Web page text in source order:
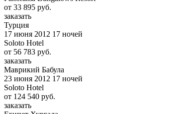
от 33 895 руб.
заказать
Турция
17 июня 2012 17 ночей
Soloto Hotel
от 56 783 руб.
заказать
Маврикий Бабула
23 июня 2012 17 ночей
Soloto Hotel
от 124 540 руб.
заказать